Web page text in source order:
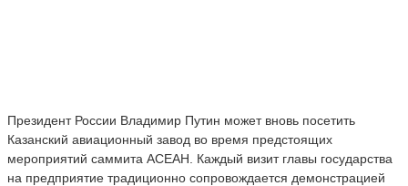
Президент России Владимир Путин может вновь посетить
Казанский авиационный завод во время предстоящих
мероприятий саммита АСЕАН. Каждый визит главы государства
на предприятие традиционно сопровождается демонстрацией